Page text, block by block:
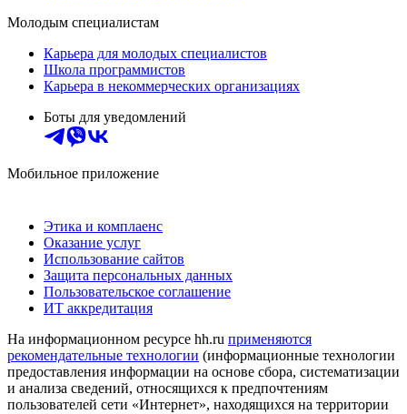
Молодым специалистам
Карьера для молодых специалистов
Школа программистов
Карьера в некоммерческих организациях
Боты для уведомлений
Мобильное приложение
Этика и комплаенс
Оказание услуг
Использование сайтов
Защита персональных данных
Пользовательское соглашение
ИТ аккредитация
На информационном ресурсе hh.ru применяются
рекомендательные технологии (информационные технологии
предоставления информации на основе сбора, систематизации
и анализа сведений, относящихся к предпочтениям
пользователей сети «Интернет», находящихся на территории